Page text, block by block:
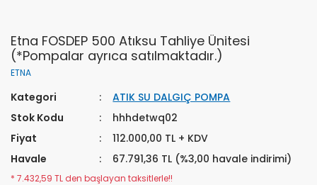
Etna FOSDEP 500 Atıksu Tahliye Ünitesi
(*Pompalar ayrıca satılmaktadır.)
ETNA
Kategori
ATIK SU DALGIÇ POMPA
Stok Kodu
hhhdetwq02
Fiyat
112.000,00 TL + KDV
Havale
67.791,36 TL (%3,00 havale indirimi)
* 7.432,59 TL den başlayan taksitlerle!!